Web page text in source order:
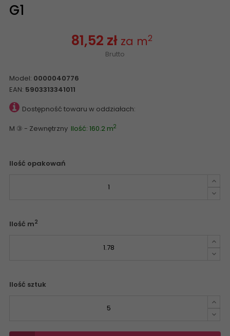
G1
81,52 zł za m2
Brutto
Model: 0000040776
EAN: 5903313341011
Dostępność towaru w oddziałach:
M ③ - Zewnętrzny Ilość: 160.2 m2
Ilość opakowań
Ilość m2
Ilość sztuk